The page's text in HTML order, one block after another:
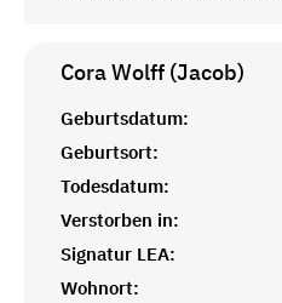
Cora Wolff (Jacob)
Geburtsdatum:
Geburtsort:
Todesdatum:
Verstorben in:
Signatur LEA:
Wohnort: